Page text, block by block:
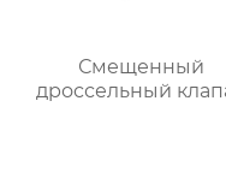
Смещенный
дроссельный